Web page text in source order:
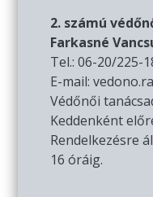
2. számú
Farkasné
Tel.: 06-20/225-
E-mail:
Védőnői
Keddenként
Rendelkezésre
16 óráig.